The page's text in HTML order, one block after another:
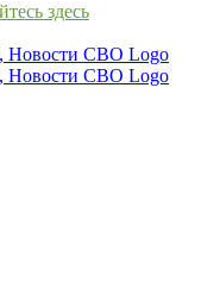
здесь